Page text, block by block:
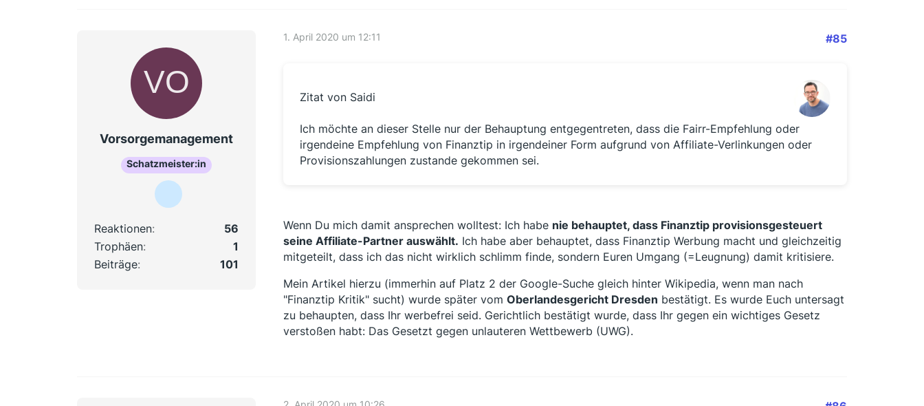
Vorsorgemanagement
Schatzmeister:in
Reaktionen
56
Trophäen
1
Beiträge
101
1. April 2020 um 12:11 #85
Zitat von Saidi
Ich möchte an dieser Stelle nur der Behauptung entgegentreten, dass die Fairr-Empfehlung oder
irgendeine Empfehlung von Finanztip in irgendeiner Form aufgrund von Affiliate-Verlinkungen oder
Provisionszahlungen zustande gekommen sei.
Wenn Du mich damit ansprechen wolltest: Ich habe nie behauptet, dass Finanztip provisionsgesteuert
seine Affiliate-Partner auswählt. Ich habe aber behauptet, dass Finanztip Werbung macht und gleichzeitig
mitgeteilt, dass ich das nicht wirklich schlimm finde, sondern Euren Umgang (=Leugnung) damit kritisiere.
Mein Artikel hierzu (immerhin auf Platz 2 der Google-Suche gleich hinter Wikipedia, wenn man nach
"Finanztip Kritik" sucht) wurde später vom Oberlandesgericht Dresden bestätigt. Es wurde Euch untersagt
zu behaupten, dass Ihr werbefrei seid. Gerichtlich bestätigt wurde, dass Ihr gegen ein wichtiges Gesetz
verstoßen habt: Das Gesetzt gegen unlauteren Wettbewerb (UWG).